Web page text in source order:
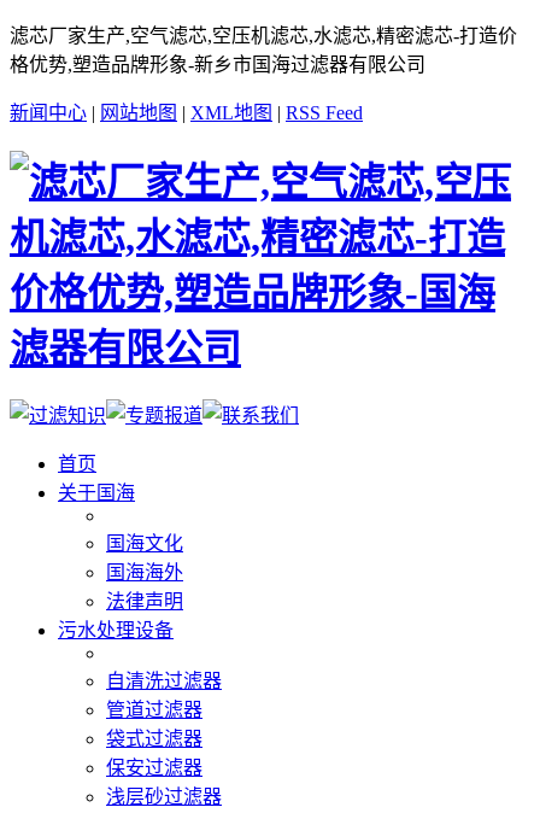
滤芯厂家生产,空气滤芯,空压机滤芯,水滤芯,精密滤芯-打造价
格优势,塑造品牌形象-新乡市国海过滤器有限公司
新闻中心 | 网站地图 | XML地图 | RSS Feed
首页
关于国海
国海文化
国海海外
法律声明
污水处理设备
自清洗过滤器
管道过滤器
袋式过滤器
保安过滤器
浅层砂过滤器